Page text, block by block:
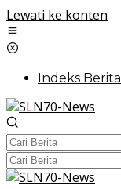
Lewati ke konten
Indeks Berita